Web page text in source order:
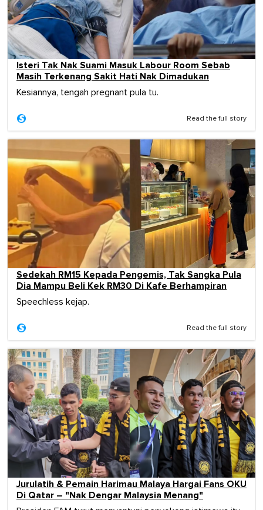
Isteri Tak Nak Suami Masuk Labour Room Sebab
Masih Terkenang Sakit Hati Nak Dimadukan
Kesiannya, tengah pregnant pula tu.
Read the full story
Sedekah RM15 Kepada Pengemis, Tak Sangka Pula
Dia Mampu Beli Kek RM30 Di Kafe Berhampiran
Speechless kejap.
Read the full story
Jurulatih & Pemain Harimau Malaya Hargai Fans OKU
Di Qatar – "Nak Dengar Malaysia Menang"